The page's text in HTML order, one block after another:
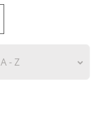
A - Z